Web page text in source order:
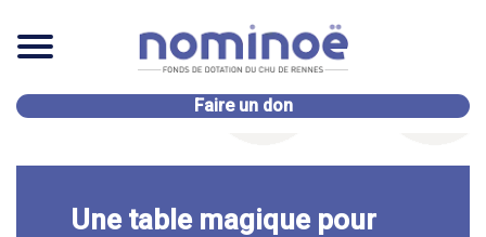
Faire un don
Une table magique pour